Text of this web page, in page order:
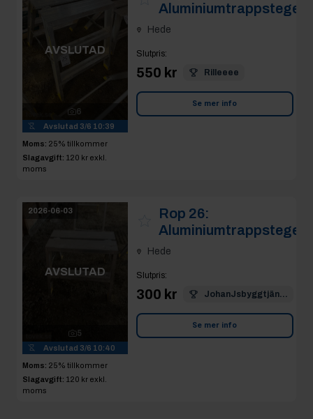
AVSLUTAD
6
Avslutad 3/6 10:39
Moms: 25% tillkommer
Slagavgift: 120 kr exkl.
moms
Aluminiumtrappstege
Hede
Slutpris:
550 kr Rilleeee
Se mer info
2026-06-03
AVSLUTAD
5
Avslutad 3/6 10:40
Moms: 25% tillkommer
Slagavgift: 120 kr exkl.
moms
Rop 26:
Aluminiumtrappstege
Hede
Slutpris:
300 kr JohanJsbyggtjän...
Se mer info